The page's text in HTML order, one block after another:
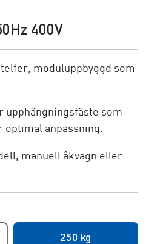
400V
moduluppbyggd som
upphängningsfäste som
optimal anpassning.
manuell åkvagn eller
250 kg